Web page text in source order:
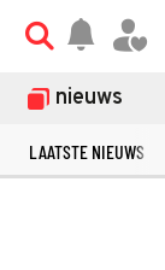
nieuws
LAATSTE NIEUWS